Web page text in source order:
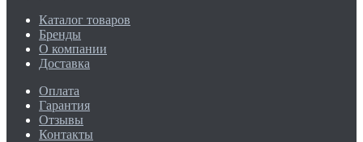
Каталог товаров
Бренды
О компании
Доставка
Оплата
Гарантия
Отзывы
Контакты